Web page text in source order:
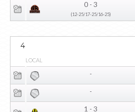
0 - 3
(12-25/17-25/16-25)
4
LOCAL
-
-
1 - 3